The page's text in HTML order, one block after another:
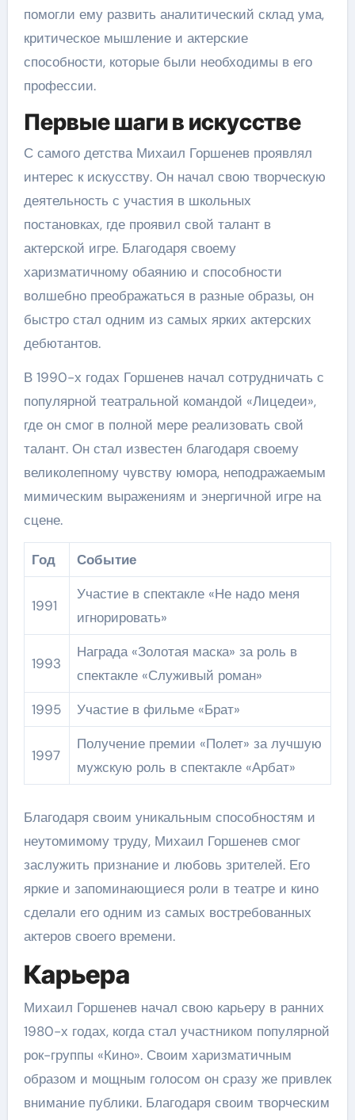
помогли ему развить аналитический склад ума,
критическое мышление и актерские
способности, которые были необходимы в его
профессии.
Первые шаги в искусстве
С самого детства Михаил Горшенев проявлял
интерес к искусству. Он начал свою творческую
деятельность с участия в школьных
постановках, где проявил свой талант в
актерской игре. Благодаря своему
харизматичному обаянию и способности
волшебно преображаться в разные образы, он
быстро стал одним из самых ярких актерских
дебютантов.
В 1990-х годах Горшенев начал сотрудничать с
популярной театральной командой «Лицедеи»,
где он смог в полной мере реализовать свой
талант. Он стал известен благодаря своему
великолепному чувству юмора, неподражаемым
мимическим выражениям и энергичной игре на
сцене.
Год Событие
1991
Участие в спектакле «Не надо меня
игнорировать»
1993
Награда «Золотая маска» за роль в
спектакле «Служивый роман»
1995
Участие в фильме «Брат»
1997
Получение премии «Полет» за лучшую
мужскую роль в спектакле «Арбат»
Благодаря своим уникальным способностям и
неутомимому труду, Михаил Горшенев смог
заслужить признание и любовь зрителей. Его
яркие и запоминающиеся роли в театре и кино
сделали его одним из самых востребованных
актеров своего времени.
Карьера
Михаил Горшенев начал свою карьеру в ранних
1980-х годах, когда стал участником популярной
рок-группы «Кино». Своим харизматичным
образом и мощным голосом он сразу же привлек
внимание публики. Благодаря своим творческим